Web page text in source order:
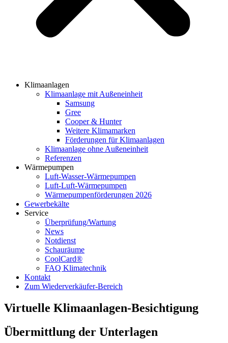
Klimaanlagen
Klimaanlage mit Außeneinheit
Samsung
Gree
Cooper & Hunter
Weitere Klimamarken
Förderungen für Klimaanlagen
Klimaanlage ohne Außeneinheit
Referenzen
Wärmepumpen
Luft-Wasser-Wärmepumpen
Luft-Luft-Wärmepumpen
Wärmepumpenförderungen 2026
Gewerbekälte
Service
Überprüfung/Wartung
News
Notdienst
Schauräume
CoolCard®
FAQ Klimatechnik
Kontakt
Zum Wiederverkäufer-Bereich
Virtuelle Klimaanlagen-Besichtigung
Übermittlung der Unterlagen